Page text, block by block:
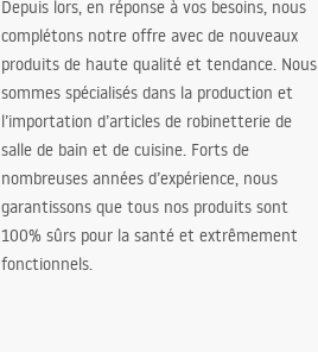
Depuis lors, en réponse à vos besoins, nous
complétons notre offre avec de nouveaux
produits de haute qualité et tendance. Nous
sommes spécialisés dans la production et
l’importation d’articles de robinetterie de
salle de bain et de cuisine. Forts de
nombreuses années d’expérience, nous
garantissons que tous nos produits sont
100% sûrs pour la santé et extrêmement
fonctionnels.